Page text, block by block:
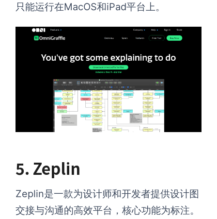
只能运行在MacOS和iPad平台上。
5. Zeplin
Zeplin是一款为设计师和开发者提供设计图
交接与沟通的高效平台，核心功能为标注。